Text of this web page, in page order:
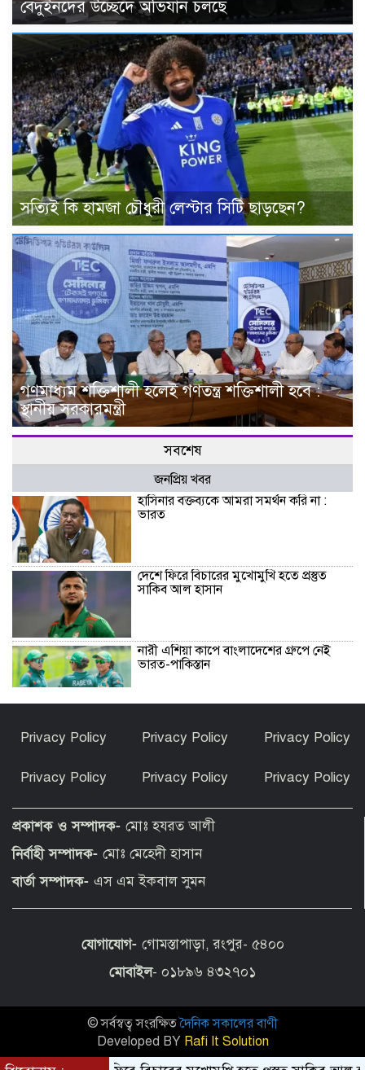
বেদুইনদের উচ্ছেদে অভিযান চলছে
সত্যিই কি হামজা চৌধুরী লেস্টার সিটি ছাড়ছেন?
গণমাধ্যম শক্তিশালী হলেই গণতন্ত্র শক্তিশালী হবে :
স্থানীয় সরকারমন্ত্রী
সবশেষ
জনপ্রিয় খবর
হাসিনার বক্তব্যকে আমরা সমর্থন করি না :
ভারত
দেশে ফিরে বিচারের মুখোমুখি হতে প্রস্তুত
সাকিব আল হাসান
নারী এশিয়া কাপে বাংলাদেশের গ্রুপে নেই
ভারত-পাকিস্তান
বেদুইনদের উচ্ছেদে অভিযান চলছে
রাণীশংকৈলে ইয়াবাসহ যুবক আটক
তারাগঞ্জে পানিতে ডুবে দুই শিশুর মৃত্যু
ইসলামী আন্দোলন বাংলাদেশ রংপুর জেলা
কমিটির শপথ গ্রহণ
Privacy Policy Privacy Policy Privacy Policy
Privacy Policy Privacy Policy Privacy Policy
প্রকাশক ও সম্পাদক- মোঃ হযরত আলী
নির্বাহী সম্পাদক- মোঃ মেহেদী হাসান
বার্তা সম্পাদক- এস এম ইকবাল সুমন
যোগাযোগ- গোমস্তাপাড়া, রংপুর- ৫৪০০
মোবাইল- ০১৮৯৬ ৪৩২৭০১
© সর্বস্বত্ব সংরক্ষিতদৈনিক সকালের বাণী
Developed BY Rafi It Solution